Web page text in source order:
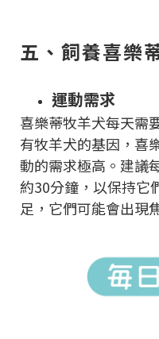
五、飼養喜樂
運動需求
喜樂蒂牧羊犬每天需
有牧羊犬的基因，喜
動的需求極高。建議
約30分鐘，以保持它
足，它們可能會出現